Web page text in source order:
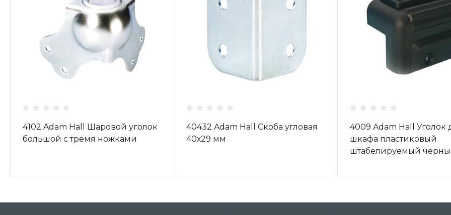
4102 Adam Hall Шаровой уголок
большой с тремя ножками
40432 Adam Hall Скоба угловая
40х29 мм
4009 Adam Hall Уголок
шкафа пластиковый
штабелируемый